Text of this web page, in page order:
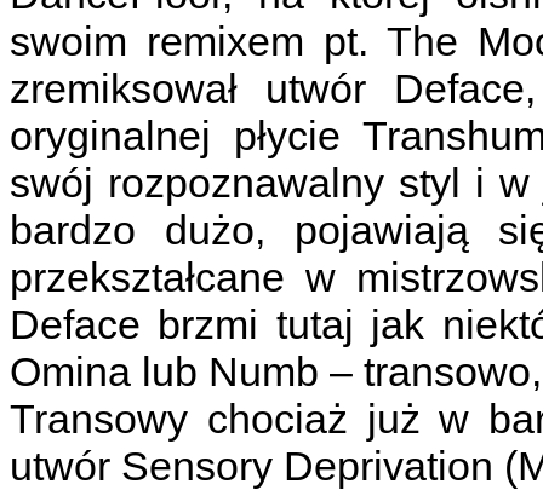
swoim remixem pt. The
zremiksował utwór
oryginalnej płycie
swój rozpoznawalny styl i
bardzo dużo, pojawiają
przekształcane w
Deface brzmi tutaj jak
Omina lub Numb –
Transowy chociaż już w
utwór Sensory Deprivation